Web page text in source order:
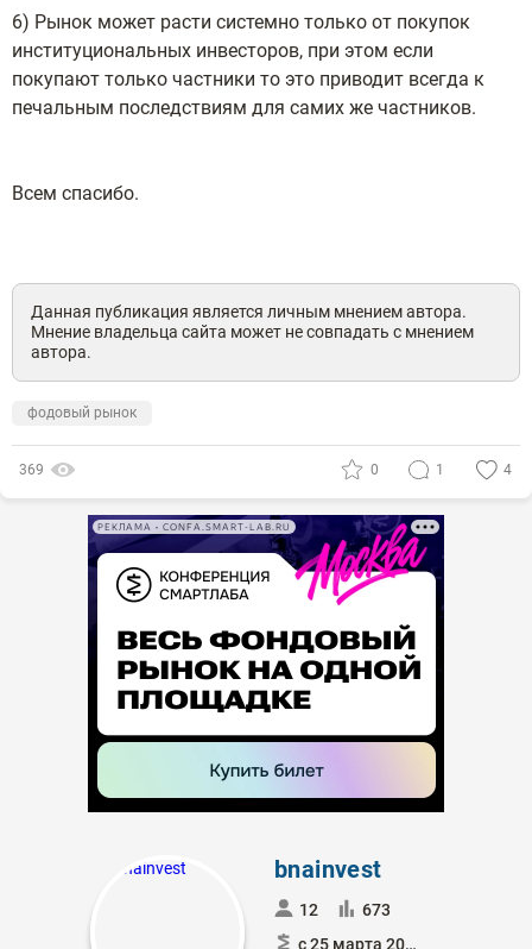
6) Рынок может расти системно только от покупок
институциональных инвесторов, при этом если
покупают только частники то это приводит всегда к
печальным последствиям для самих же частников.
Всем спасибо.
Данная публикация является личным мнением автора.
Мнение владельца сайта может не совпадать с мнением
автора.
фодовый рынок
369 0 1 4
РЕКЛАМА • CONFA.SMART-LAB.RU
bnainvest
12
673
с 25 марта 2020